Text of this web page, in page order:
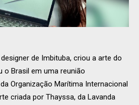
de Imbituba, criou a arte do
o Brasil em uma reunião
Organização Marítima Internacional
criada por Thayssa, da Lavanda